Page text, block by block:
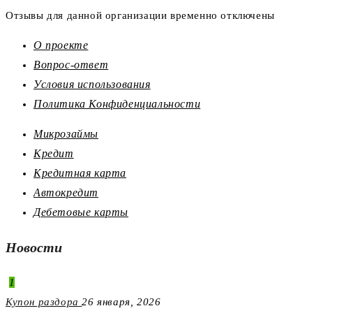
Отзывы для данной организации временно отключены
О проекте
Вопрос-ответ
Условия использования
Политика Конфиденциальности
Микрозаймы
Кредит
Кредитная карта
Автокредит
Дебетовые карты
Новости
1
Купон раздора 26 января, 2026